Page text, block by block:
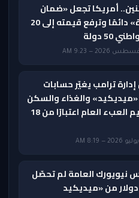
أمريكا تجعل «ضمان
تأشيرة الزيارة» دائمًا وترفع قيمته إلى 20
50 دولة
ترامب يغيّر حسابات
«ميديكيد» والغذاء والسكن
قد تدخل تقييم العبء العام اعتبارًا من 18
نيويورك العامة لم تحصّل